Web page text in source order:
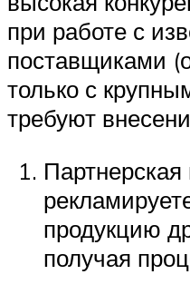
при работе с
поставщиками
только с
требуют
продукцию
получая